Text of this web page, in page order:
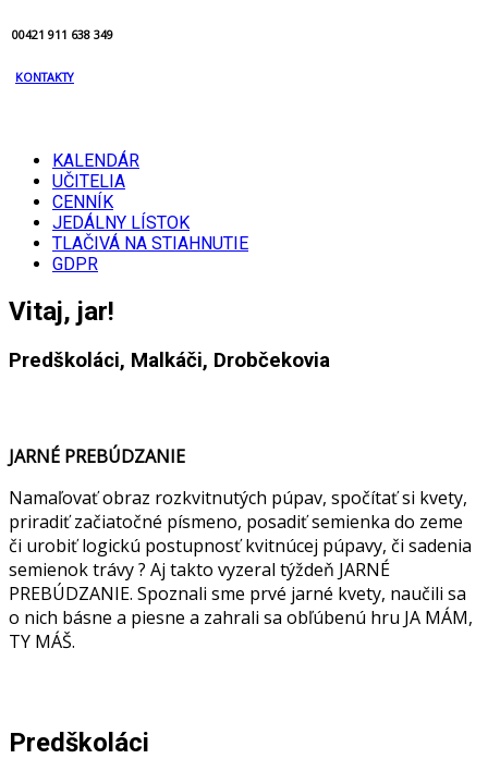
00421 911 638 349
KONTAKTY
KALENDÁR
UČITELIA
CENNÍK
JEDÁLNY LÍSTOK
TLAČIVÁ NA STIAHNUTIE
GDPR
Vitaj, jar!
Predškoláci, Malkáči, Drobčekovia
JARNÉ PREBÚDZANIE
Namaľovať obraz rozkvitnutých púpav, spočítať si kvety,
priradiť začiatočné písmeno, posadiť semienka do zeme
či urobiť logickú postupnosť kvitnúcej púpavy, či sadenia
semienok trávy ? Aj takto vyzeral týždeň JARNÉ
PREBÚDZANIE. Spoznali sme prvé jarné kvety, naučili sa
o nich básne a piesne a zahrali sa obľúbenú hru JA MÁM,
TY MÁŠ.
Predškoláci